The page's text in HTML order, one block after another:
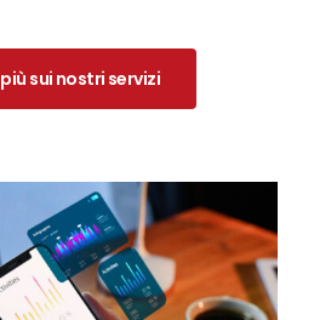
sui nostri servizi